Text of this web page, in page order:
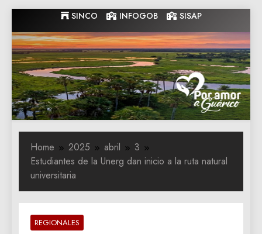
to
content
SINCO INFOGOB SISAP
Gobernacion
de Guarico
Gobernacion de Guarico
Home 2025 abril
3
Estudiantes de la Unerg dan inicio a la ruta natural
universitaria
REGIONALES